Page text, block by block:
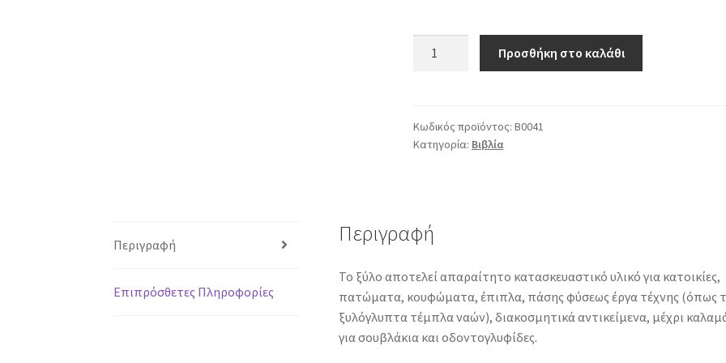
βιολογία-
αναγνώριση
Προσθήκη στο καλάθι
Κωδικός προϊόντος:Β0041
Κατηγορία: Βιβλία
Περιγραφή
Επιπρόσθετες Πληροφορίες
Περιγραφή
Το ξύλο αποτελεί απαραίτητο κατασκευαστικό υλικό για κατοικίες,
πατώματα, κουφώματα, έπιπλα, πάσης φύσεως έργα τέχνης (όπως
ξυλόγλυπτα τέμπλα ναών), διακοσμητικά αντικείμενα, μέχρι
για σουβλάκια και οδοντογλυφίδες.